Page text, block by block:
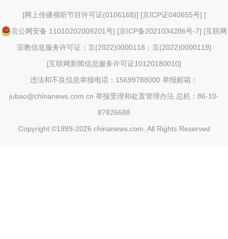
[网上传播视听节目许可证(0106168)] [京ICP证040655号] [
京公网安备 11010202009201号] [京ICP备2021034286号-7] [互联网
宗教信息服务许可证：京(2022)0000118；京(2022)0000119]
[互联网新闻信息服务许可证10120180010]
违法和不良信息举报电话：15699788000 举报邮箱：
jubao@chinanews.com.cn 举报受理和处置管理办法 总机：86-10-
87826688
Copyright ©1999-2026 chinanews.com. All Rights Reserved